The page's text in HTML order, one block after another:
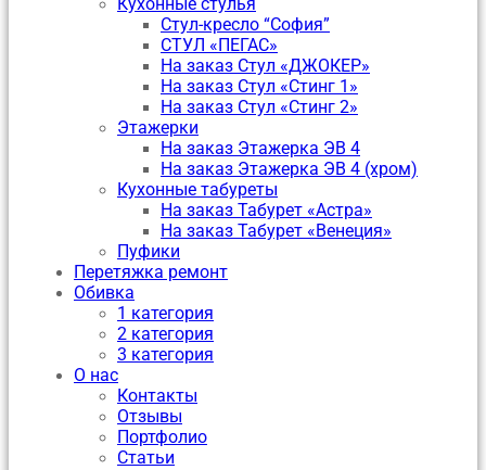
Стул-кресло “София”
CТУЛ «ПЕГАС»
На заказ Стул «ДЖОКЕР»
На заказ Стул «Стинг 1»
На заказ Стул «Стинг 2»
Этажерки
На заказ Этажерка ЭВ 4
На заказ Этажерка ЭВ 4 (хром)
Кухонные табуреты
На заказ Табурет «Астра»
На заказ Табурет «Венеция»
Пуфики
Перетяжка ремонт
Обивка
1 категория
2 категория
3 категория
О нас
Контакты
Отзывы
Портфолио
Статьи